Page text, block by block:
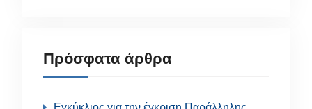
Πρόσφατα άρθρα